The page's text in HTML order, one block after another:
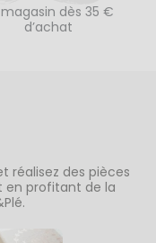
magasin dès 35 €
d’achat
réalisez des pièces
en profitant de la